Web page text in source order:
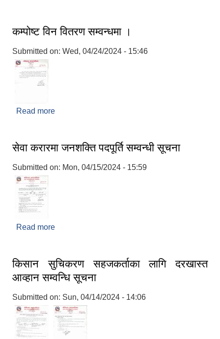
कम्पोष्ट विन वितरण सम्वन्धमा ।
Submitted on: Wed, 04/24/2024 - 15:46
Read more
सेवा करारमा जनशक्ति पदपूर्ति सम्वन्धी सूचना
Submitted on: Mon, 04/15/2024 - 15:59
Read more
किसान सुचिकरण सहजकर्ताका लागि दरखास्त
आव्हान सम्वन्धि सूचना
Submitted on: Sun, 04/14/2024 - 14:06